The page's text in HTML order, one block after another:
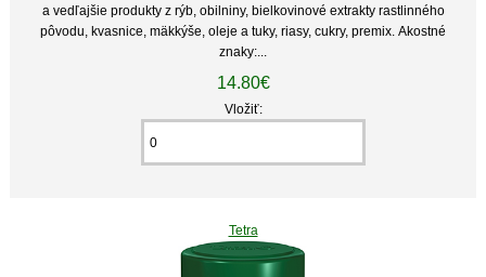
a vedľajšie produkty z rýb, obilniny, bielkovinové extrakty rastlinného
pôvodu, kvasnice, mäkkýše, oleje a tuky, riasy, cukry, premix. Akostné
znaky:...
14.80€
Vložiť:
Tetra